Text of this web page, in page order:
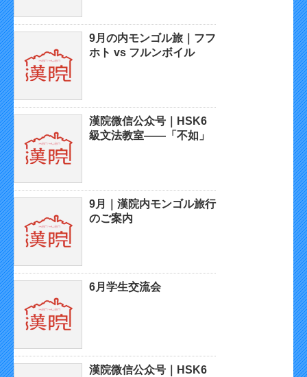
9月の内モンゴル旅｜フフ
ホト vs フルンボイル
漢院微信公众号｜HSK6
級文法教室——「不如」
9月｜漢院内モンゴル旅行
のご案内
6月学生交流会
漢院微信公众号｜HSK6